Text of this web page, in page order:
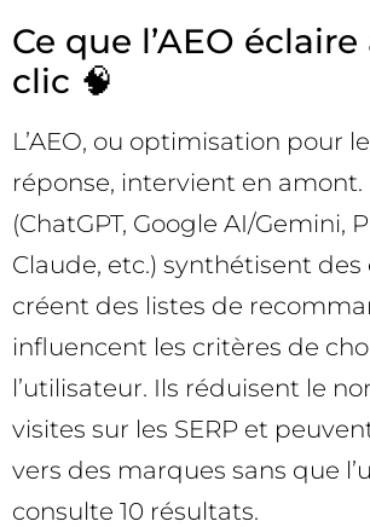
Ce que l’AEO
clic 🧠
L’AEO, ou optimisation pour
réponse, intervient en amont.
(ChatGPT, Google AI/Gemini,
Claude, etc.) synthétisent des
créent des listes de
influencent les critères de
l’utilisateur. Ils réduisent le
visites sur les SERP et
vers des marques sans que
consulte 10 résultats.